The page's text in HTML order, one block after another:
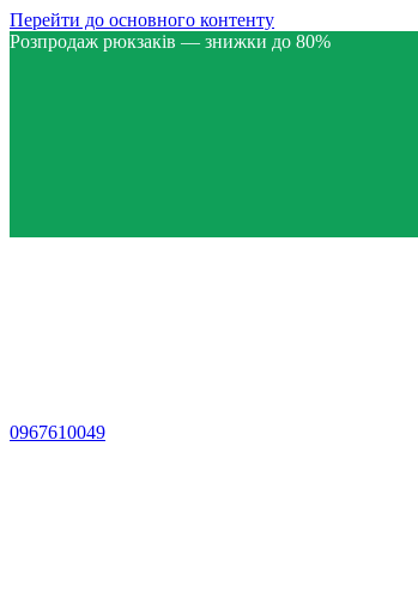
Перейти до основного контенту
Розпродаж рюкзаків — знижки до 80%
0967610049